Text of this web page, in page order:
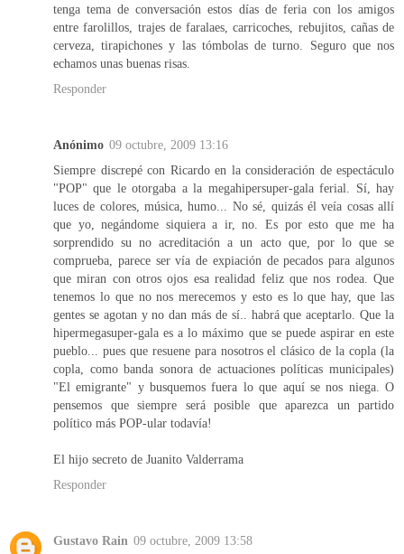
tenga tema de conversación estos días de feria con los amigos
entre farolillos, trajes de faralaes, carricoches, rebujitos, cañas de
cerveza, tirapichones y las tómbolas de turno. Seguro que nos
echamos unas buenas risas.
Responder
Anónimo 09 octubre, 2009 13:16
Siempre discrepé con Ricardo en la consideración de espectáculo
"POP" que le otorgaba a la megahipersuper-gala ferial. Sí, hay
luces de colores, música, humo... No sé, quizás él veía cosas allí
que yo, negándome siquiera a ir, no. Es por esto que me ha
sorprendido su no acreditación a un acto que, por lo que se
comprueba, parece ser vía de expiación de pecados para algunos
que miran con otros ojos esa realidad feliz que nos rodea. Que
tenemos lo que no nos merecemos y esto es lo que hay, que las
gentes se agotan y no dan más de sí.. habrá que aceptarlo. Que la
hipermegasuper-gala es a lo máximo que se puede aspirar en este
pueblo... pues que resuene para nosotros el clásico de la copla (la
copla, como banda sonora de actuaciones políticas municipales)
"El emigrante" y busquemos fuera lo que aquí se nos niega. O
pensemos que siempre será posible que aparezca un partido
político más POP-ular todavía!
El hijo secreto de Juanito Valderrama
Responder
Gustavo Rain 09 octubre, 2009 13:58